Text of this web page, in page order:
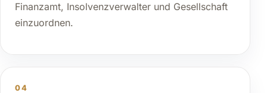
Finanzamt, Insolvenzverwalter und Gesellschaft
einzuordnen.
04